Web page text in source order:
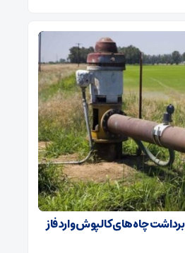
چاه‌های کالپوش وارد فاز